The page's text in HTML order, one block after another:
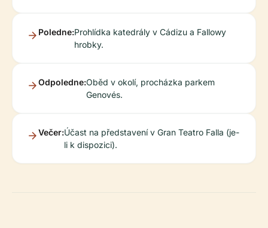
Poledne:Prohlídka katedrály v Cádizu a Fallowy
hrobky.
Odpoledne:Oběd v okolí, procházka parkem
Genovés.
Večer:Účast na představení v Gran Teatro Falla (je-
li k dispozici).